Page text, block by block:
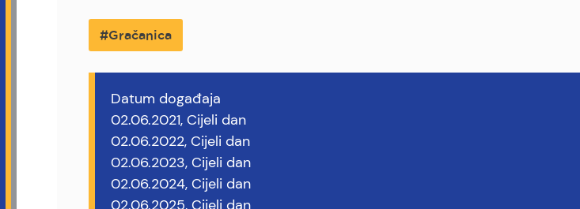
Gračanica
Datum događaja
02.06.2021, Cijeli dan
02.06.2022, Cijeli dan
02.06.2023, Cijeli dan
02.06.2024, Cijeli dan